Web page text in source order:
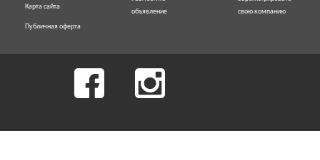
Карта сайта
Публичная оферта
объявление
свою компанию